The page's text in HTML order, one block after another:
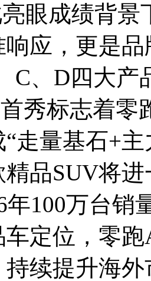
眼成绩背景
响应，更是
C、D四大产
秀标志着零
走量基石+
品SUV将
年100万台销
定位，零
持续提升海